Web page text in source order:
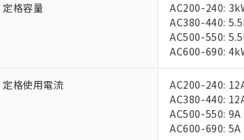
定格容量
AC200-240:
AC380-440:
AC500-550:
AC600-690:
定格使用電流
AC200-240:
AC380-440:
AC500-550: 9A
AC600-690: 5A